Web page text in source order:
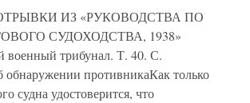
ОТРЫВКИ ИЗ «РУКОВОДСТВА ПО
СУДОХОДСТВА, 1938»
трибунал. Т. 40. С.
противникаКак только
судна удостоверится, что